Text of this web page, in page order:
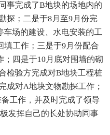
事完成了B地块的场地内的
探；二是于8月至9月份完
车场的建设、水电安装的工
填工作；三是于9月份配合
四是于10月底对围墙的砌
检验方完成对B地块工程桩
成对A地块文物勘探工作；
工作，并及时完成了领导
发挥自己的长处协助同事